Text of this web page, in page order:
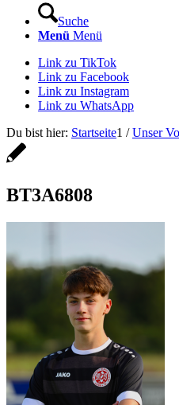
Suche
Menü Menü
Link zu TikTok
Link zu Facebook
Link zu Instagram
Link zu WhatsApp
Du bist hier: Startseite1 / Unser
BT3A6808